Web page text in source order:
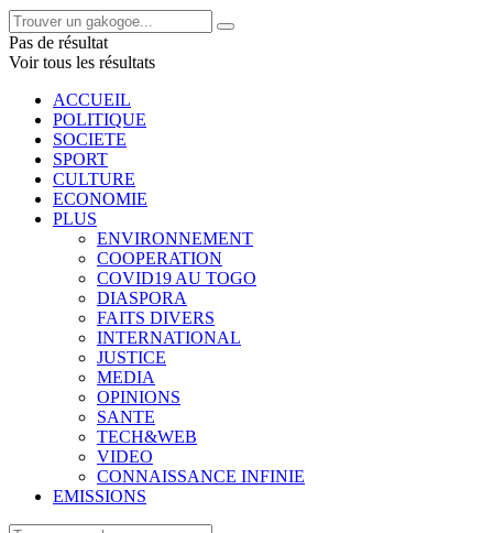
Pas de résultat
Voir tous les résultats
ACCUEIL
POLITIQUE
SOCIETE
SPORT
CULTURE
ECONOMIE
PLUS
ENVIRONNEMENT
COOPERATION
COVID19 AU TOGO
DIASPORA
FAITS DIVERS
INTERNATIONAL
JUSTICE
MEDIA
OPINIONS
SANTE
TECH&WEB
VIDEO
CONNAISSANCE INFINIE
EMISSIONS